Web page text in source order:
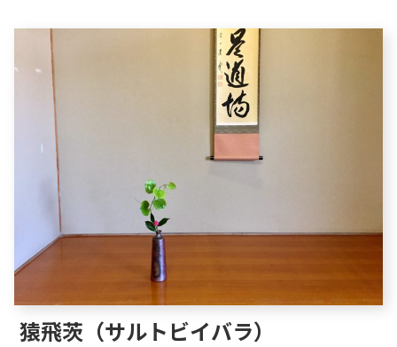
猿飛茨（サルトビイバラ）